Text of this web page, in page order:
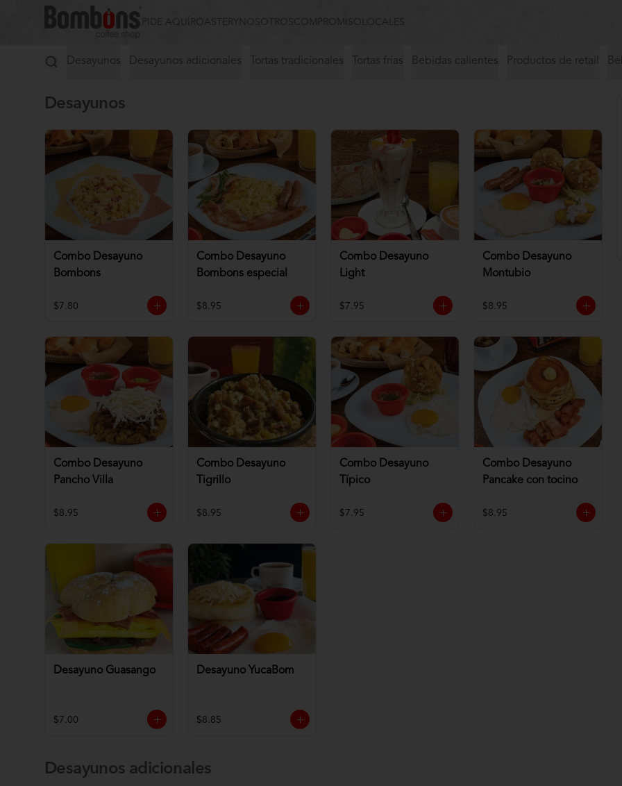
PIDE AQUÍ ROASTERY NOSOTROSCOMPROMISO LOCALES
Desayunos Desayunos adicionales Tortas tradicionales Tortas frías Bebidas calientes Productos de retail
Desayunos
Combo Desayuno
Bombons
$7.80
Combo Desayuno
Bombons especial
$8.95
Combo Desayuno
Light
$7.95
Combo Desayuno
Montubio
$8.95
Combo Desayuno
Pancho Villa
$8.95
Combo Desayuno
Tigrillo
$8.95
Combo Desayuno
Típico
$7.95
Combo Desayuno
Pancake con tocino
$8.95
Desayuno Guasango
$7.00
Desayuno YucaBom
$8.85
Desayunos adicionales